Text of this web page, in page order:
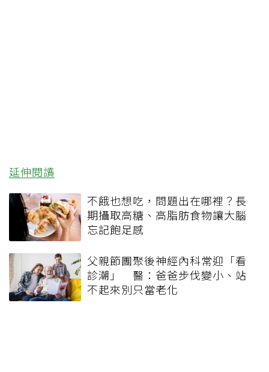
延伸閱讀
不餓也想吃，問題出在哪裡？長
期攝取高糖、高脂肪食物讓大腦
忘記飽足感
父親節團聚後神經內科常迎「看
診潮」 醫：爸爸步伐變小、站
不起來別只當老化